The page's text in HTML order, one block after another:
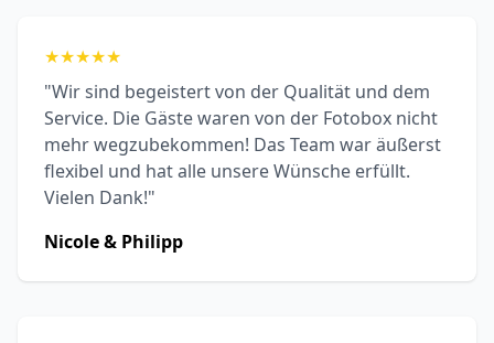
★★★★★
"Wir sind begeistert von der Qualität und dem
Service. Die Gäste waren von der Fotobox nicht
mehr wegzubekommen! Das Team war äußerst
flexibel und hat alle unsere Wünsche erfüllt.
Vielen Dank!"
Nicole & Philipp